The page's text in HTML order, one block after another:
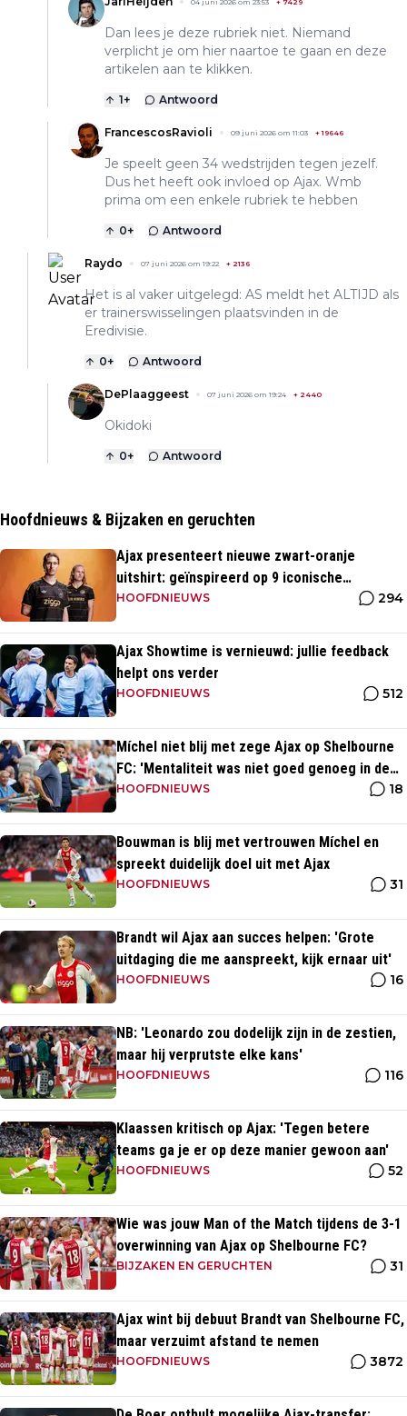
Dan lees je deze rubriek niet. Niemand
verplicht je om hier naartoe te gaan en deze
artikelen aan te klikken.
1+ Antwoord
FrancescosRavioli 09 juni 2026 om 11:03 +19646
Je speelt geen 34 wedstrijden tegen jezelf.
Dus het heeft ook invloed op Ajax. Wmb
prima om een enkele rubriek te hebben
0+ Antwoord
Raydo 07 juni 2026 om 19:22 + 2136
Het is al vaker uitgelegd: AS meldt het ALTIJD als
er trainerswisselingen plaatsvinden in de
Eredivisie.
0+ Antwoord
DePlaaggeest 07 juni 2026 om 19:24 + 2440
Okidoki
0+ Antwoord
Hoofdnieuws & Bijzaken en geruchten
Ajax presenteert nieuwe zwart-oranje
uitshirt: geïnspireerd op 9 iconische
momenten uit clubhistorie
HOOFDNIEUWS 294
Ajax Showtime is vernieuwd: jullie feedback
helpt ons verder
HOOFDNIEUWS 512
Míchel niet blij met zege Ajax op Shelbourne
FC: 'Mentaliteit was niet goed genoeg in de
slotfase'
HOOFDNIEUWS 18
Bouwman is blij met vertrouwen Míchel en
spreekt duidelijk doel uit met Ajax
HOOFDNIEUWS 31
Brandt wil Ajax aan succes helpen: 'Grote
uitdaging die me aanspreekt, kijk ernaar uit'
HOOFDNIEUWS 16
NB: 'Leonardo zou dodelijk zijn in de zestien,
maar hij verprutste elke kans'
HOOFDNIEUWS 116
Klaassen kritisch op Ajax: 'Tegen betere
teams ga je er op deze manier gewoon aan'
HOOFDNIEUWS 52
Wie was jouw Man of the Match tijdens de 3-1
overwinning van Ajax op Shelbourne FC?
BIJZAKEN EN GERUCHTEN 31
Ajax wint bij debuut Brandt van Shelbourne FC,
maar verzuimt afstand te nemen
HOOFDNIEUWS 3872